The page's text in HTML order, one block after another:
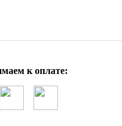
к оплате: